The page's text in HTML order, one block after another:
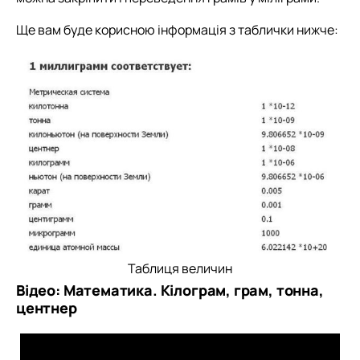
Ще вам буде корисною інформація з таблички нижче:
Таблиця величин
Відео: Математика. Кілограм, грам, тонна,
центнер